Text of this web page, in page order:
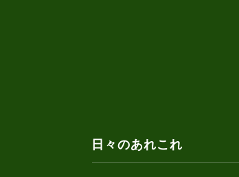
日々のあれこれ